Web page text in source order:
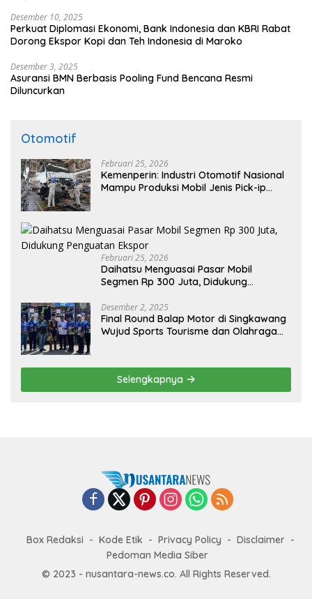
Desember 10, 2025
Perkuat Diplomasi Ekonomi, Bank Indonesia dan KBRI Rabat
Dorong Ekspor Kopi dan Teh Indonesia di Maroko
Desember 3, 2025
Asuransi BMN Berbasis Pooling Fund Bencana Resmi
Diluncurkan
Otomotif
Februari 25, 2026
Kemenperin: Industri Otomotif Nasional
Mampu Produksi Mobil Jenis Pick-ip
Februari 25, 2026
Daihatsu Menguasai Pasar Mobil
Segmen Rp 300 Juta, Didukung
Desember 2, 2025
Final Round Balap Motor di Singkawang
Wujud Sports Tourisme dan Olahraga
Selengkapnya
Box Redaksi Kode Etik Privacy Policy
Disclaimer
Pedoman Media Siber
© 2023 - nusantara-news.co. All Rights Reserved.